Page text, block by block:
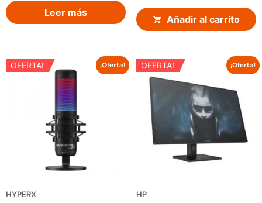
Leer más
Añadir al carrito
¡Oferta!
OFERTA!
HYPERX
¡Oferta!
OFERTA!
HP